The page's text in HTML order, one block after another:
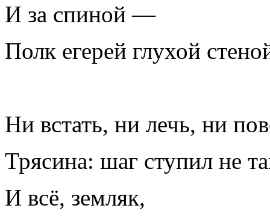
И за спиной —
Полк егерей глухой
Ни встать, ни лечь, ни
Трясина: шаг ступил не
И всё, земляк,